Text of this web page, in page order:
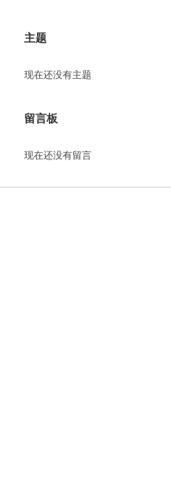
主题
现在还没有主题
留言板
现在还没有留言